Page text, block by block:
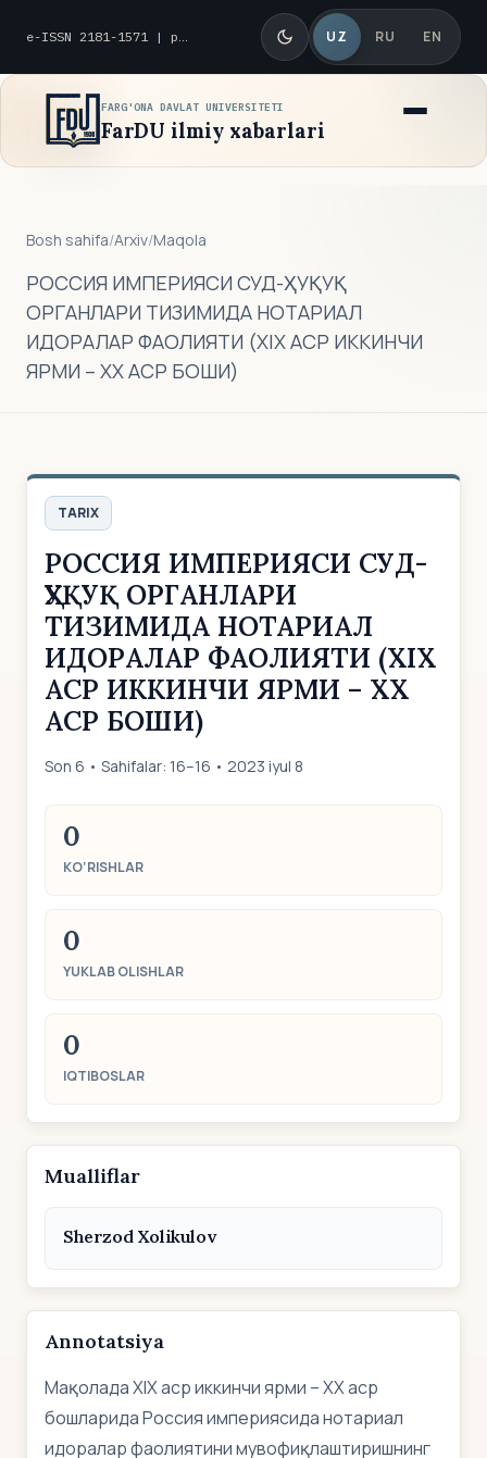
e-ISSN 2181-1571 | p-ISSN 2010-8419 UZ RU EN
FARG'ONA DAVLAT UNIVERSITETI
FarDU ilmiy xabarlari
Bosh sahifa/Arxiv/Maqola
РОССИЯ ИМПЕРИЯСИ СУД-ҲУҚУҚ
ОРГАНЛАРИ ТИЗИМИДА НОТАРИАЛ
ИДОРАЛАР ФАОЛИЯТИ (ХIХ АСР ИККИНЧИ
ЯРМИ – ХХ АСР БОШИ)
TARIX
РОССИЯ ИМПЕРИЯСИ СУД-
ҲУҚУҚ ОРГАНЛАРИ
ТИЗИМИДА НОТАРИАЛ
ИДОРАЛАР ФАОЛИЯТИ (ХIХ
АСР ИККИНЧИ ЯРМИ – ХХ
АСР БОШИ)
Son 6 • Sahifalar: 16–16 • 2023 iyul 8
0
KO‘RISHLAR
0
YUKLAB OLISHLAR
0
IQTIBOSLAR
Mualliflar
Sherzod Xolikulov
Annotatsiya
Мақолада ХIХ аср иккинчи ярми – ХХ аср
бошларида Россия империясида нотариал
идоралар фаолиятини мувофиқлаштиришнинг